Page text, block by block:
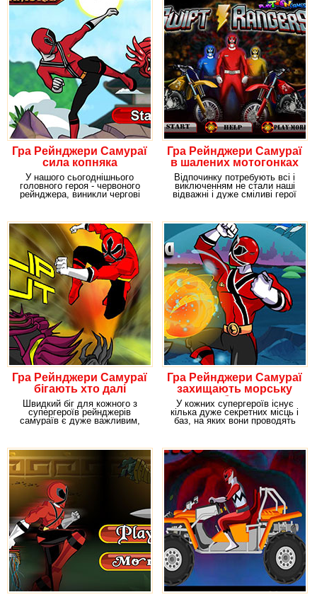
Гра Рейнджери Самураї
сила копняка
У нашого сьогоднішнього
головного героя - червоного
рейнджера, виникли чергові
Гра Рейнджери Самураї
в шалених мотогонках
Відпочинку потребують всі і
виключенням не стали наші
відважні і дуже сміливі герої
Гра Рейнджери Самураї
бігають хто далі
Швидкий біг для кожного з
супергероїв рейнджерів
самураїв є дуже важливим,
Гра Рейнджери Самураї
захищають морську
базу
У кожних супергероїв існує
кілька дуже секретних місць і
баз, на яких вони проводять